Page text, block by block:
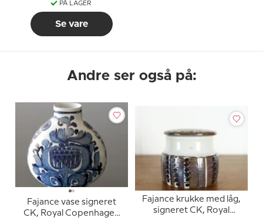
PÅ LAGER
Se vare
Andre ser også på:
Fajance vase signeret
CK, Royal Copenhagen
Fajance krukke med låg,
signeret CK, Royal